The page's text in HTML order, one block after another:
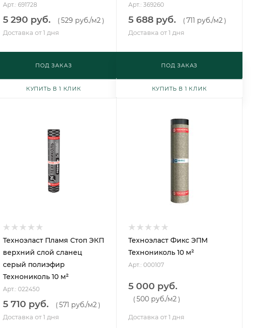
Арт.: 691728
5 290 руб. (529 руб./м2 )
Доставка от 1 дня
ПОД ЗАКАЗ
КУПИТЬ В 1 КЛИК
Арт.: 369260
5 688 руб. (711 руб./м2 )
Доставка от 1 дня
ПОД ЗАКАЗ
КУПИТЬ В 1 КЛИК
Техноэласт Пламя Стоп ЭКП
верхний слой сланец
серый полиэфир
Технониколь 10 м²
Арт.: 022450
5 710 руб. (571 руб./м2 )
Доставка от 1 дня
Техноэласт Фикс ЭПМ
Технониколь 10 м²
Арт.: 000107
5 000 руб.
(500 руб./м2 )
Доставка от 1 дня